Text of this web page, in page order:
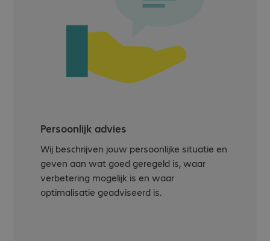
Persoonlijk advies
Wij beschrijven jouw persoonlijke situatie en
geven aan wat goed geregeld is, waar
verbetering mogelijk is en waar
optimalisatie geadviseerd is.